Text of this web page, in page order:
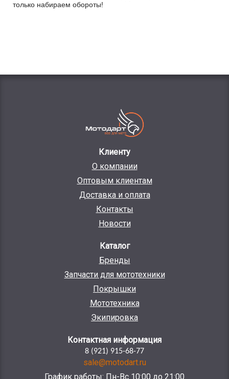
только набираем обороты!
Клиенту
О компании
Оптовым клиентам
Доставка и оплата
Контакты
Новости
Каталог
Бренды
Запчасти для мототехники
Покрышки
Мототехника
Экипировка
Контактная информация
8 (921) 915-68-77
sale@motodart.ru
График работы: Пн-Вс 10:00 до 21:00